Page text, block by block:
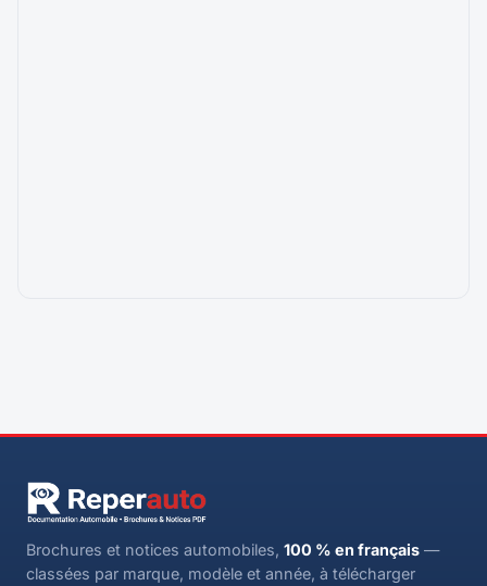
Brochures et notices automobiles, 100 % en français —
classées par marque, modèle et année, à télécharger